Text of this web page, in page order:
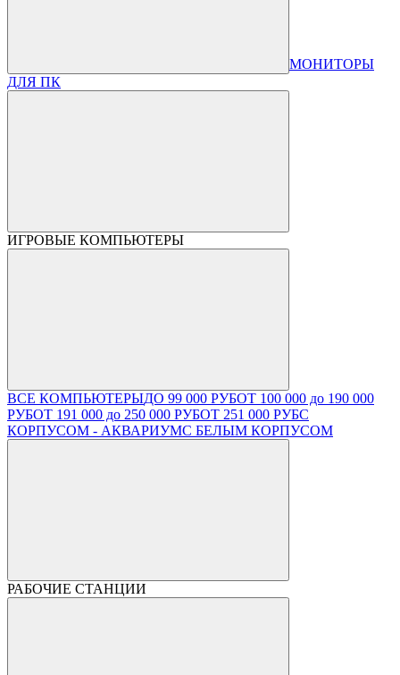
МОНИТОРЫ
ДЛЯ ПК
ИГРОВЫЕ КОМПЬЮТЕРЫ
ВСЕ КОМПЬЮТЕРЫДО 99 000 РУБОТ 100 000 до 190 000
РУБОТ 191 000 до 250 000 РУБОТ 251 000 РУБС
КОРПУСОМ - АКВАРИУМС БЕЛЫМ КОРПУСОМ
РАБОЧИЕ СТАНЦИИ